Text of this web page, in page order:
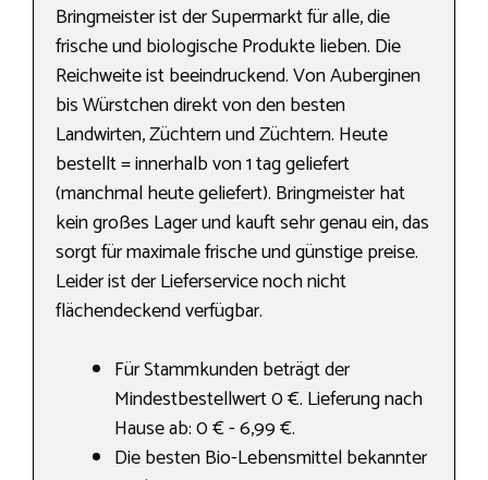
Bringmeister ist der Supermarkt für alle, die
frische und biologische Produkte lieben. Die
Reichweite ist beeindruckend. Von Auberginen
bis Würstchen direkt von den besten
Landwirten, Züchtern und Züchtern. Heute
bestellt = innerhalb von 1 tag geliefert
(manchmal heute geliefert). Bringmeister hat
kein großes Lager und kauft sehr genau ein, das
sorgt für maximale frische und günstige preise.
Leider ist der Lieferservice noch nicht
flächendeckend verfügbar.
Für Stammkunden beträgt der
Mindestbestellwert 0 €. Lieferung nach
Hause ab: 0 € - 6,99 €.
Die besten Bio-Lebensmittel bekannter